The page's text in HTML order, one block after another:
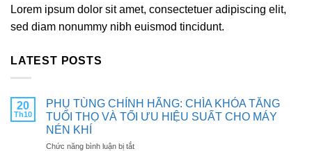
Lorem ipsum dolor sit amet, consectetuer adipiscing elit,
sed diam nonummy nibh euismod tincidunt.
LATEST POSTS
20
Th10
PHỤ TÙNG CHÍNH HÃNG: CHÌA KHÓA TĂNG
TUỔI THỌ VÀ TỐI ƯU HIỆU SUẤT CHO MÁY
NÉN KHÍ
Chức năng bình luận bị tắtở